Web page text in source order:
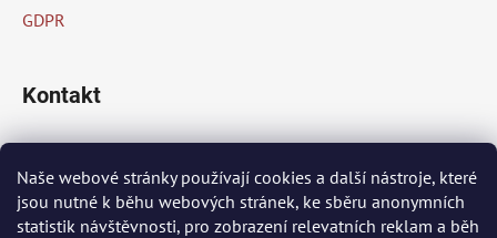
Naše webové stránky používají cookies a další nástroje, které
jsou nutné k běhu webových stránek, ke sběru anonymních
statistik návštěvnosti, pro zobrazení relevatních reklam a běh
GDPR
Kontakt
+420 778 002 430